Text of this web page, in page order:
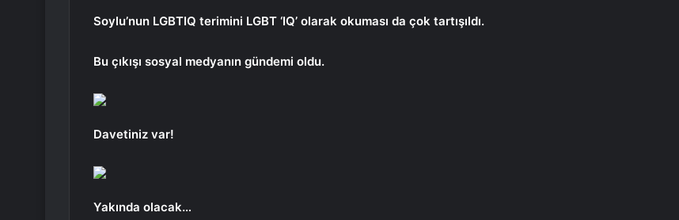
Soylu’nun LGBTIQ terimini LGBT ‘IQ’ olarak okuması da çok tartışıldı.
Bu çıkışı sosyal medyanın gündemi oldu.
Davetiniz var!
Yakında olacak…